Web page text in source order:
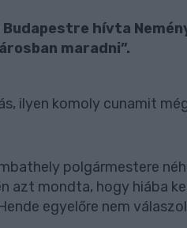
hívta
maradni”.
ilyen komoly cunamit
polgármestere
azt mondta, hogy hiába
egyelőre nem